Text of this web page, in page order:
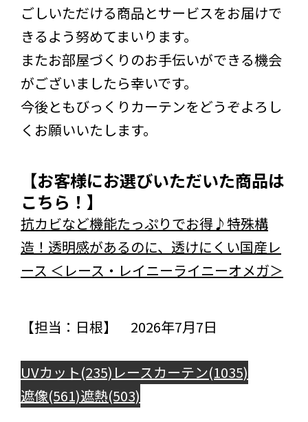
ごしいただける商品とサービスをお届けで
きるよう努めてまいります。
またお部屋づくりのお手伝いができる機会
がございましたら幸いです。
今後ともびっくりカーテンをどうぞよろし
くお願いいたします。
【お客様にお選びいただいた商品は
こちら！】
抗カビなど機能たっぷりでお得♪特殊構
造！透明感があるのに、透けにくい国産レ
ース ＜レース・レイニーライニーオメガ＞
【担当：日根】 2026年7月7日
UVカット(235) レースカーテン(1035)
遮像(561)遮熱(503)